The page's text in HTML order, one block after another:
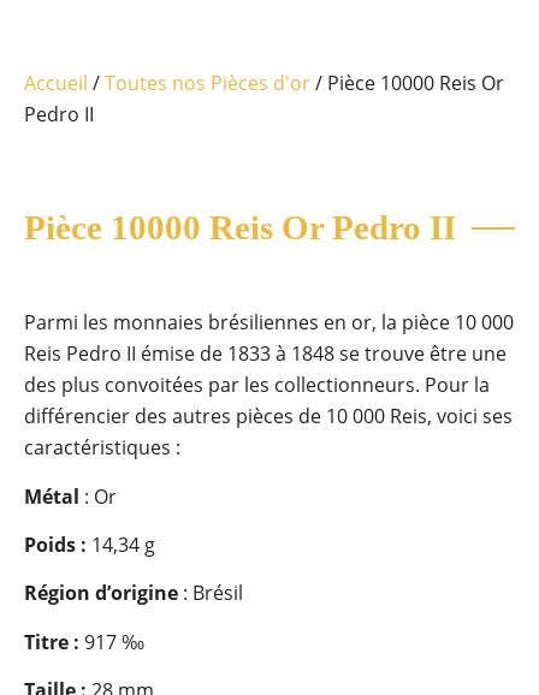
Accueil /Toutes nos Pièces d'or/ Pièce 10000 Reis Or
Pedro II
Pièce 10000 Reis Or Pedro II
Parmi les monnaies brésiliennes en or, la pièce 10 000
Reis Pedro II émise de 1833 à 1848 se trouve être une
des plus convoitées par les collectionneurs. Pour la
différencier des autres pièces de 10 000 Reis, voici ses
caractéristiques :
Métal : Or
Poids : 14,34 g
Région d’origine : Brésil
Titre : 917 ‰